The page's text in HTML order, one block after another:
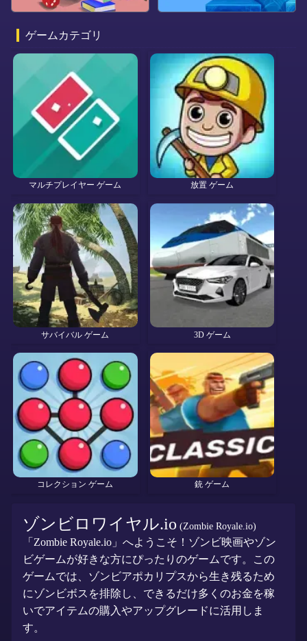
ゲームカテゴリ
マルチプレイヤー ゲーム 放置 ゲーム
サバイバル ゲーム 3D ゲーム
コレクション ゲーム 銃 ゲーム
ゾンビロワイヤル.io (Zombie Royale.io)
「Zombie Royale.io」へようこそ！ゾンビ映画やゾン
ビゲームが好きな方にぴったりのゲームです。この
ゲームでは、ゾンビアポカリプスから生き残るため
にゾンビボスを排除し、できるだけ多くのお金を稼
いでアイテムの購入やアップグレードに活用しま
す。